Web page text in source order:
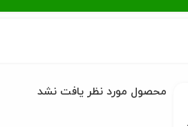
محصول مورد نظر یافت نشد